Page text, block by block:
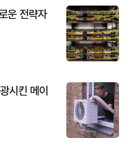
운 전략자
시킨 메이